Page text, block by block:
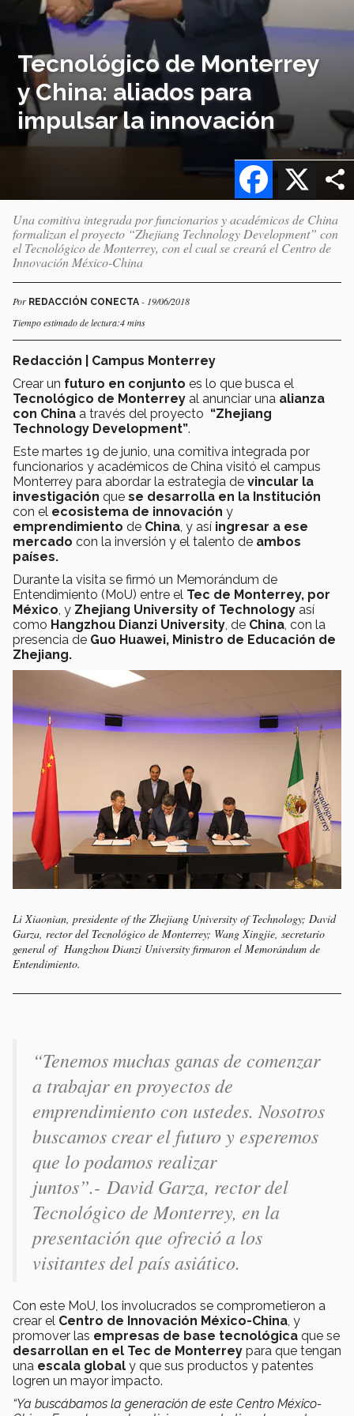
Tecnológico de Monterrey
y China: aliados para
impulsar la innovación
X
Facebook
Una comitiva integrada por funcionarios y académicos de China
formalizan el proyecto “Zhejiang Technology Development” con
el Tecnológico de Monterrey, con el cual se creará el Centro de
Innovación México-China
Por REDACCIÓN CONECTA - 19/06/2018
Tiempo estimado de lectura:4 mins
Redacción | Campus Monterrey
Crear un futuro en conjunto es lo que busca el
Tecnológico de Monterrey al anunciar una alianza
con China a través del proyecto “Zhejiang
Technology Development”.
Este martes 19 de junio, una comitiva integrada por
funcionarios y académicos de China visitó el campus
Monterrey para abordar la estrategia de vincular la
investigación que se desarrolla en la Institución
con el ecosistema de innovación y
emprendimiento de China , y así ingresar a ese
mercado con la inversión y el talento de ambos
países.
Durante la visita se firmó un Memorándum de
Entendimiento (MoU) entre el Tec de Monterrey, por
México , y Zhejiang University of Technology así
como Hangzhou Dianzi University , de China , con la
presencia de Guo Huawei, Ministro de Educación de
Zhejiang.
Li Xiaonian, presidente of the Zhejiang University of Technology; David
Garza, rector del Tecnológico de Monterrey; Wang Xingjie, secretario
general of Hangzhou Dianzi University firmaron el Memorándum de
Entendimiento.
“Tenemos muchas ganas de comenzar
a trabajar en proyectos de
emprendimiento con ustedes. Nosotros
buscamos crear el futuro y esperemos
que lo podamos realizar
juntos”.- David Garza, rector del
Tecnológico de Monterrey, en la
presentación que ofreció a los
visitantes del país asiático.
Con este MoU, los involucrados se comprometieron a
crear el Centro de Innovación México-China, y
promover las empresas de base tecnológica que se
desarrollan en el Tec de Monterrey para que tengan
una escala global y que sus productos y patentes
logren un mayor impacto.
“Ya buscábamos la generación de este Centro México-